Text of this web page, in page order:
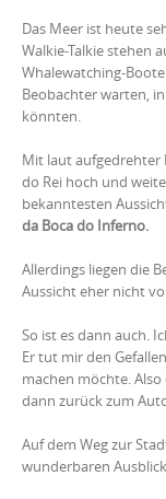
Das Meer ist heute
Walkie-Talkie stehen
Whalewatching-
Beobachter warten,
könnten.
Mit laut aufgedrehter
do Rei hoch und
bekanntesten
da Boca do Inferno.
Allerdings liegen die
Aussicht eher nicht
So ist es dann auch.
Er tut mir den
machen möchte.
dann zurück zum
Auf dem Weg zur
wunderbaren